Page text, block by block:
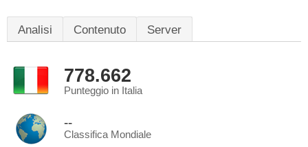
Analisi Contenuto Server
778.662
Punteggio in Italia
--
Classifica Mondiale